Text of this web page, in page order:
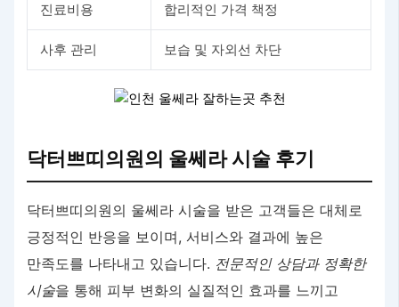
진료비용 합리적인 가격 책정
사후 관리 보습 및 자외선 차단
닥터쁘띠의원의 울쎄라 시술 후기
닥터쁘띠의원의 울쎄라 시술을 받은 고객들은 대체로
긍정적인 반응을 보이며, 서비스와 결과에 높은
만족도를 나타내고 있습니다. 전문적인 상담과 정확한
시술을 통해 피부 변화의 실질적인 효과를 느끼고